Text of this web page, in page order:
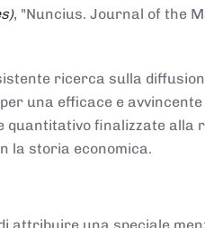
, "Nuncius. Journal of the
ricerca sulla
una efficace e
finalizzate
la storia economica.